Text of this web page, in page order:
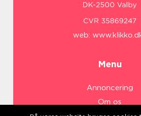
web:
Menu
Annoncering
Om os